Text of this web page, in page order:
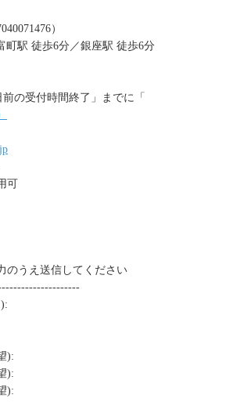
）
町駅 徒歩6分／銀座駅 徒歩6分
の受付時間終了」までに「
可
のうえ送信してください
):
):
):